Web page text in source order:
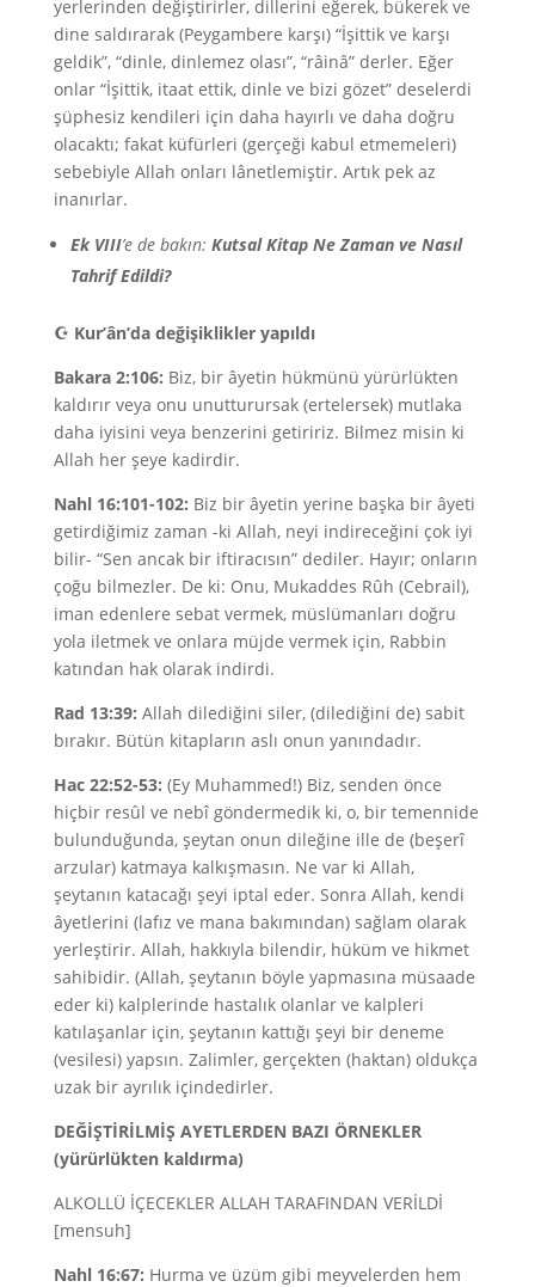
yerlerinden değiştirirler, dillerini eğerek, bükerek ve
dine saldırarak (Peygambere karşı) “İşittik ve karşı
geldik”, “dinle, dinlemez olası”, “râinâ” derler. Eğer
onlar “İşittik, itaat ettik, dinle ve bizi gözet” deselerdi
şüphesiz kendileri için daha hayırlı ve daha doğru
olacaktı; fakat küfürleri (gerçeği kabul etmemeleri)
sebebiyle Allah onları lânetlemiştir. Artık pek az
inanırlar.
Ek VIII’e de bakın: Kutsal Kitap Ne Zaman ve Nasıl
Tahrif Edildi?
☪ Kur’ân’da değişiklikler yapıldı
Bakara 2:106: Biz, bir âyetin hükmünü yürürlükten
kaldırır veya onu unutturursak (ertelersek) mutlaka
daha iyisini veya benzerini getiririz. Bilmez misin ki
Allah her şeye kadirdir.
Nahl 16:101-102: Biz bir âyetin yerine başka bir âyeti
getirdiğimiz zaman -ki Allah, neyi indireceğini çok iyi
bilir- “Sen ancak bir iftiracısın” dediler. Hayır; onların
çoğu bilmezler. De ki: Onu, Mukaddes Rûh (Cebrail),
iman edenlere sebat vermek, müslümanları doğru
yola iletmek ve onlara müjde vermek için, Rabbin
katından hak olarak indirdi.
Rad 13:39: Allah dilediğini siler, (dilediğini de) sabit
bırakır. Bütün kitapların aslı onun yanındadır.
Hac 22:52-53: (Ey Muhammed!) Biz, senden önce
hiçbir resûl ve nebî göndermedik ki, o, bir temennide
bulunduğunda, şeytan onun dileğine ille de (beşerî
arzular) katmaya kalkışmasın. Ne var ki Allah,
şeytanın katacağı şeyi iptal eder. Sonra Allah, kendi
âyetlerini (lafız ve mana bakımından) sağlam olarak
yerleştirir. Allah, hakkıyla bilendir, hüküm ve hikmet
sahibidir. (Allah, şeytanın böyle yapmasına müsaade
eder ki) kalplerinde hastalık olanlar ve kalpleri
katılaşanlar için, şeytanın kattığı şeyi bir deneme
(vesilesi) yapsın. Zalimler, gerçekten (haktan) oldukça
uzak bir ayrılık içindedirler.
DEĞİŞTİRİLMİŞ AYETLERDEN BAZI ÖRNEKLER
(yürürlükten kaldırma)
ALKOLLÜ İÇECEKLER ALLAH TARAFINDAN VERİLDİ
[mensuh]
Nahl 16:67: Hurma ve üzüm gibi meyvelerden hem